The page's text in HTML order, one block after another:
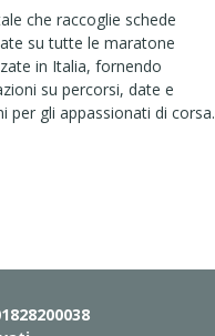
che raccoglie schede
su tutte le maratone
in Italia, fornendo
su percorsi, date e
per gli appassionati di corsa.